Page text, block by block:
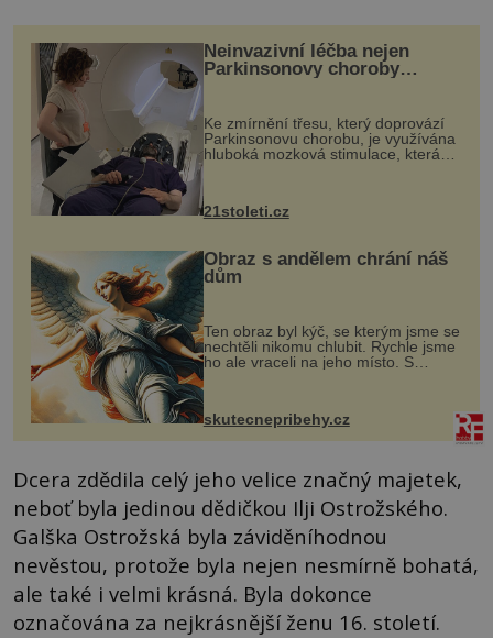
Neinvazivní léčba nejen
Parkinsonovy choroby
Ke zmírnění třesu, který doprovází
Parkinsonovu chorobu, je využívána
hluboká mozková stimulace, která
však vyžaduje vysoce invazivní
k dostatečně přesnému zacílení ...
21stoleti.cz
Obraz s andělem chrání náš
dům
Ten obraz byl kýč, se kterým jsme se
nechtěli nikomu chlubit. Rychle jsme
ho ale vraceli na jeho místo. S
manželem Vaškem jsme si pořídili
chaloupku, takový domek na severu
Čech, kde jsme si naplánova...
skutecnepribehy.cz
Dcera zdědila celý jeho velice značný majetek,
neboť byla jedinou dědičkou Ilji Ostrožského.
Galška Ostrožská byla záviděníhodnou
nevěstou, protože byla nejen nesmírně bohatá,
ale také i velmi krásná. Byla dokonce
označována za nejkrásnější ženu 16. století.